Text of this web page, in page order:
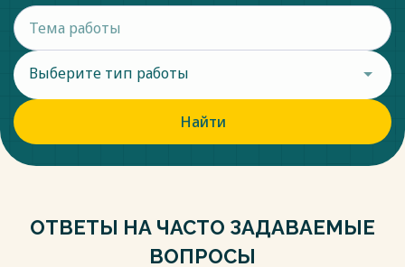
Выберите тип работы
Найти
ОТВЕТЫ НА ЧАСТО ЗАДАВАЕМЫЕ
ВОПРОСЫ